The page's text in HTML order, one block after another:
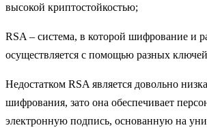
высокой криптостойкостью;
RSA – система, в которой шифрование и
осуществляется с помощью разных
Недостатком RSA является довольно
шифрования, зато она обеспечивает
электронную подпись, основанную на